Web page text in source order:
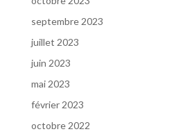
septembre 2023
juillet 2023
juin 2023
mai 2023
février 2023
octobre 2022